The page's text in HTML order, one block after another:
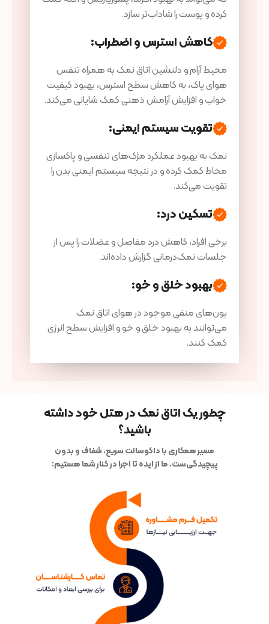
کرده و پوست را شاداب‌تر سازد.
کاهش استرس و اضطراب:
محیط آرام و دلنشین اتاق نمک به همراه تنفس
هوای پاک، به کاهش سطح استرس، بهبود کیفیت
خواب و افزایش آرامش ذهنی کمک شایانی می‌کند.
تقویت سیستم ایمنی:
نمک به بهبود عملکرد مژک‌های تنفسی و پاکسازی
مخاط کمک کرده و در نتیجه سیستم ایمنی بدن را
تقویت می‌کند.
تسکین درد:
برخی افراد، کاهش درد مفاصل و عضلات را پس از
جلسات نمک‌درمانی گزارش داده‌اند.
بهبود خلق و خو:
یون‌های منفی موجود در هوای اتاق نمک
می‌توانند به بهبود خلق و خو و افزایش سطح انرژی
کمک کنند.
چطور یک اتاق نمک در هتل خود داشته
باشید؟
مسیر همکاری با داکوسالت سریع، شفاف و بدون
پیچیدگی‌ست. ما از ایده تا اجرا در کنار شما هستیم: